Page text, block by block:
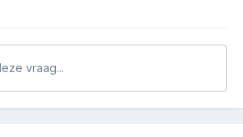
vraag...